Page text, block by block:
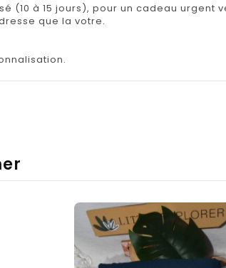
(10 à 15 jours), pour un cadeau
que la votre.